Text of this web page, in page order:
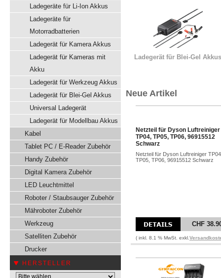
Ladegeräte für Li-Ion Akkus
Ladegeräte für
Motorradbatterien
Ladegerät für Kamera Akkus
Ladegerät für Kameras mit
Akku
Ladegerät für Werkzeug Akkus
Ladegerät für Blei-Gel Akkus
Universal Ladegerät
Ladegerät für Modellbau Akkus
Kabel
Tablet PC / E-Reader Zubehör
Handy Zubehör
Digital Kamera Zubehör
LED Leuchtmittel
Roboter / Staubsauger Zubehör
Mähroboter Zubehör
Werkzeug
Satelliten Zubehör
Drucker
HERSTELLER
Ladegerät für Blei-Gel Akkus
Neue Artikel
Netzteil für Dyson Luftreiniger
TP04, TP05, TP06, 96915512
Schwarz
Netzteil für Dyson Luftreiniger
TP05, TP06, 96915512 Schwarz
CHF
( inkl. 8.1 % MwSt. exkl.